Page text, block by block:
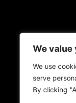
We value
We use
serve
By clicking